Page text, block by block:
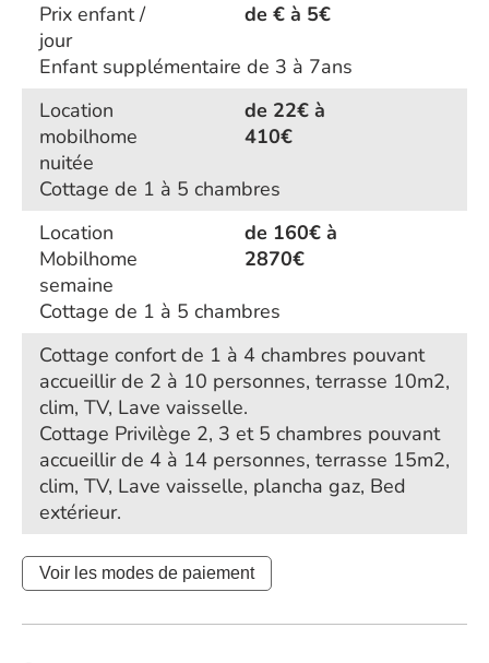
Prix enfant /
jour
de € à 5€
Enfant supplémentaire de 3 à 7ans
Location
mobilhome
nuitée
de 22€ à
410€
Cottage de 1 à 5 chambres
Location
Mobilhome
semaine
de 160€ à
2870€
Cottage de 1 à 5 chambres
Cottage confort de 1 à 4 chambres pouvant
accueillir de 2 à 10 personnes, terrasse 10m2,
clim, TV, Lave vaisselle.
Cottage Privilège 2, 3 et 5 chambres pouvant
accueillir de 4 à 14 personnes, terrasse 15m2,
clim, TV, Lave vaisselle, plancha gaz, Bed
extérieur.
Voir les modes de paiement